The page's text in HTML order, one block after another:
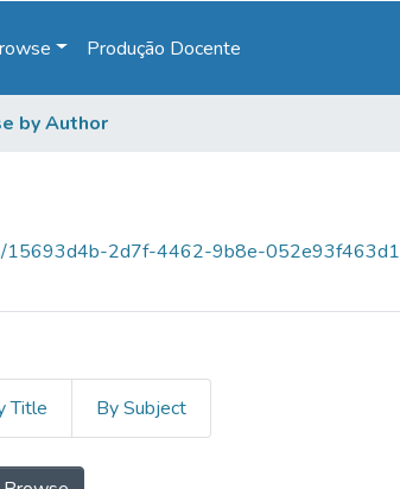
Produção Docente
by Author
15693d4b-2d7f-4462-9b8e-052e93f463d1
Title By Subject